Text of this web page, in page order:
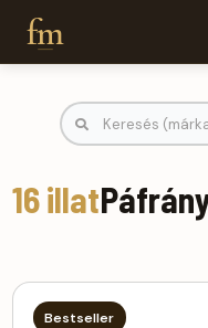
fm
Páfrányos
16 illat
Bestseller